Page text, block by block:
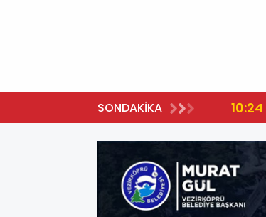
SONDAKİKA 10:24